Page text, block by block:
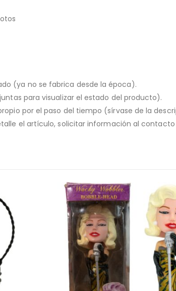
(ya no se fabrica desde la época).
para visualizar el estado del producto).
por el paso del tiempo (sírvase de la
el artículo, solicitar información al contacto